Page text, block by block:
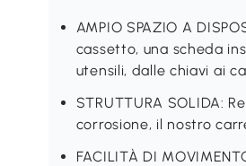
AMPIO SPAZIO A
cassetto, una scheda
utensili, dalle chiavi ai
STRUTTURA SOLIDA:
corrosione, il nostro
FACILITÀ DI